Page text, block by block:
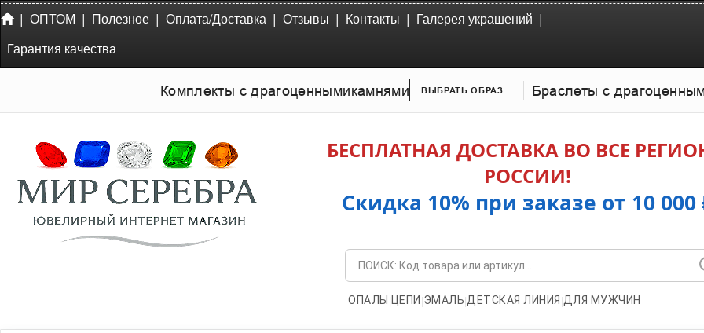
| ОПТОМ | Полезное | Оплата/Доставка | Отзывы | Контакты | Галерея украшений |
Гарантия качества
Комплекты с драгоценнымикамнями ВЫБРАТЬ ОБРАЗ Браслеты с
БЕСПЛАТНАЯ ДОСТАВКА ВО ВСЕ
РОССИИ!
Скидка 10% при заказе от 10 000
ОПАЛЫ | ЦЕПИ |ЭМАЛЬ|ДЕТСКАЯ ЛИНИЯ |ДЛЯ МУЖЧИН